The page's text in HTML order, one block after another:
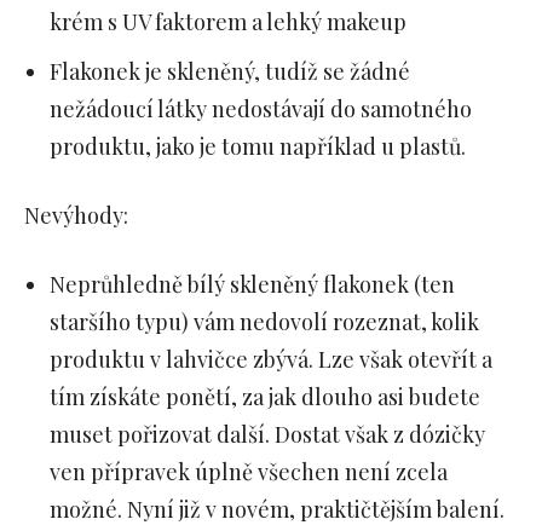
krém s UV faktorem a lehký makeup
Flakonek je skleněný, tudíž se žádné
nežádoucí látky nedostávají do samotného
produktu, jako je tomu například u plastů.
Nevýhody:
Neprůhledně bílý skleněný flakonek (ten
staršího typu) vám nedovolí rozeznat, kolik
produktu v lahvičce zbývá. Lze však otevřít a
tím získáte ponětí, za jak dlouho asi budete
muset pořizovat další. Dostat však z dózičky
ven přípravek úplně všechen není zcela
možné. Nyní již v novém, praktičtějším balení.